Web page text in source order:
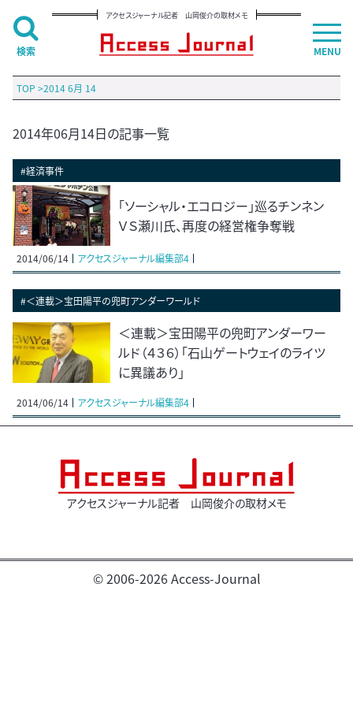
アクセスジャーナル記者 山岡俊介の取材メモ
TOP >2014 6月 14
2014年06月14日の記事一覧
#経済事件
「ソーシャル・エコロジー」巡るチンネン
ＶＳ瀬川氏、再度の経営権争奪戦
2014/06/14 アクセスジャーナル編集部4
#＜連載＞宝田陽平の兜町アンダーワールド
＜連載＞宝田陽平の兜町アンダーワー
ルド（４３６）「石山ゲートウェイのライツ
に異議あり」
2014/06/14 アクセスジャーナル編集部4
アクセスジャーナル記者 山岡俊介の取材メモ
© 2006-2026 Access-Journal
MENU
検索